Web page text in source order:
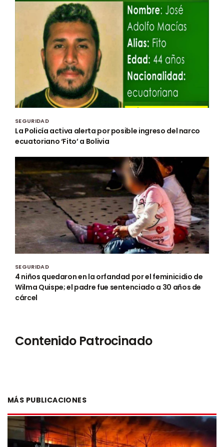
SEGURIDAD
La Policía activa alerta por posible ingreso del narco
ecuatoriano ‘Fito’ a Bolivia
SEGURIDAD
4 niños quedaron en la orfandad por el feminicidio de
Wilma Quispe; el padre fue sentenciado a 30 años de
cárcel
Contenido Patrocinado
MÁS PUBLICACIONES